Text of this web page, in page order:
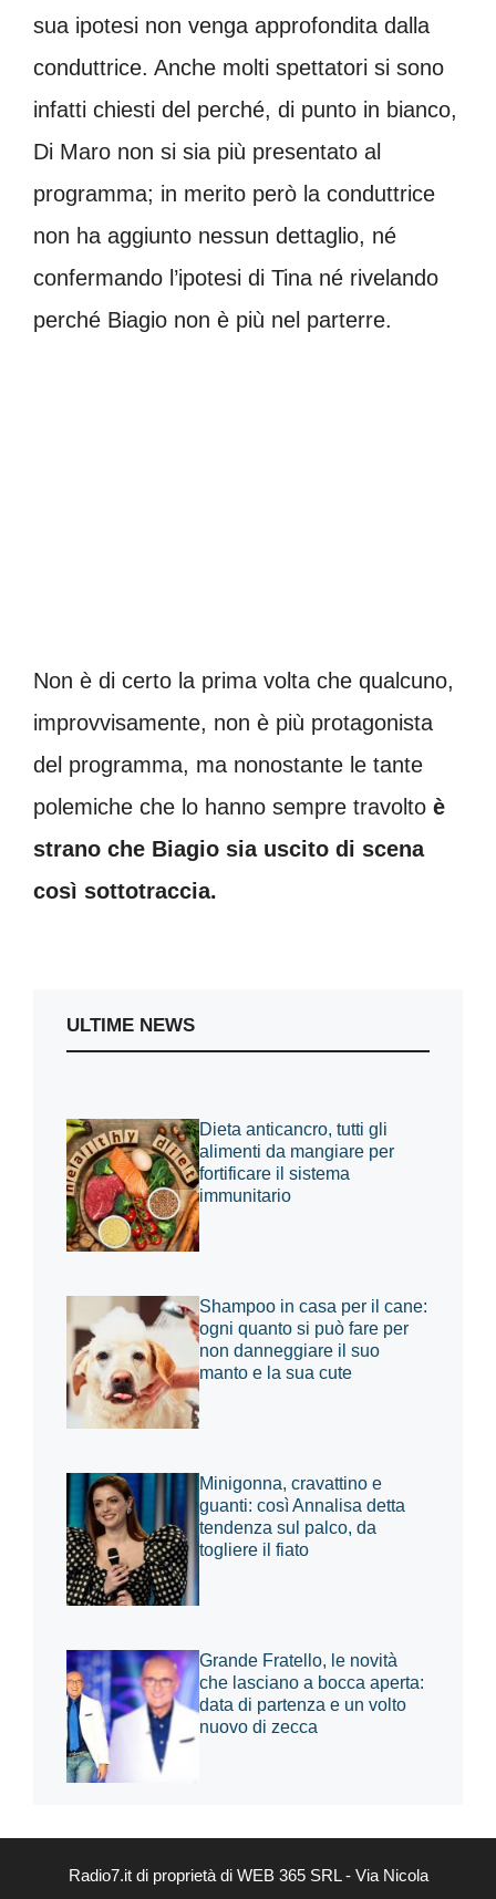
sua ipotesi non venga approfondita dalla
conduttrice. Anche molti spettatori si sono
infatti chiesti del perché, di punto in bianco,
Di Maro non si sia più presentato al
programma; in merito però la conduttrice
non ha aggiunto nessun dettaglio, né
confermando l’ipotesi di Tina né rivelando
perché Biagio non è più nel parterre.
Non è di certo la prima volta che qualcuno,
improvvisamente, non è più protagonista
del programma, ma nonostante le tante
polemiche che lo hanno sempre travolto è
strano che Biagio sia uscito di scena
così sottotraccia.
ULTIME NEWS
Dieta anticancro, tutti gli
alimenti da mangiare per
fortificare il sistema
immunitario
Shampoo in casa per il cane:
ogni quanto si può fare per
non danneggiare il suo
manto e la sua cute
Minigonna, cravattino e
guanti: così Annalisa detta
tendenza sul palco, da
togliere il fiato
Grande Fratello, le novità
che lasciano a bocca aperta:
data di partenza e un volto
nuovo di zecca
Radio7.it di proprietà di WEB 365 SRL - Via Nicola